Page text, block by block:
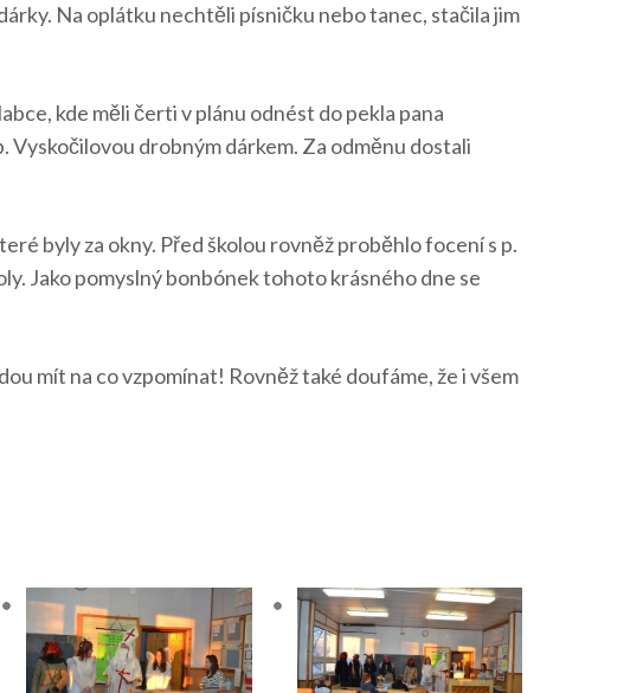
Na oplátku nechtěli písničku nebo tanec, stačila jim
kde měli čerti v plánu odnést do pekla pana
drobným dárkem. Za odměnu dostali
byly za okny. Před školou rovněž proběhlo focení s p.
Jako pomyslný bonbónek tohoto krásného dne se
mít na co vzpomínat! Rovněž také doufáme, že i všem